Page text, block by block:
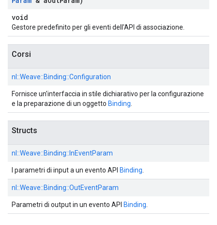
void
Gestore predefinito per gli eventi dell'API di associazione.
Corsi
nl::Weave::Binding::Configuration
Fornisce un'interfaccia in stile dichiarativo per la configurazione
e la preparazione di un oggetto Binding
Structs
nl::Weave::Binding:: InEventParam
I parametri di input a un evento API Binding
nl::Weave::Binding::OutEventParam
Parametri di output in un evento API Binding